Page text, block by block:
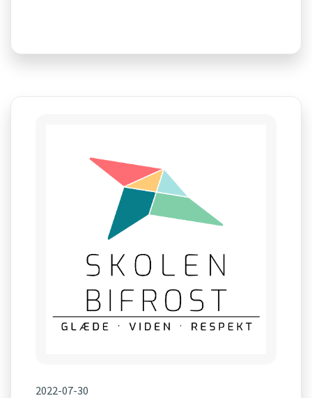
2022-07-30